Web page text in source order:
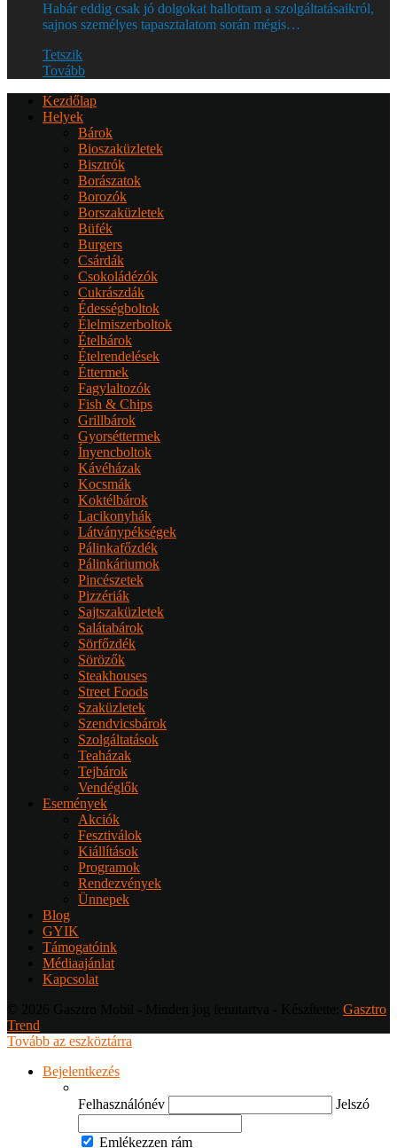
Habár eddig csak jó dolgokat hallottam a szolgáltatásaikról,
sajnos személyes tapasztalatom során mégis…
Tetszik
Tovább
Kezdőlap
Helyek
Bárok
Bioszaküzletek
Bisztrók
Borászatok
Borozók
Borszaküzletek
Büfék
Burgers
Csárdák
Csokoládézók
Cukrászdák
Édességboltok
Élelmiszerboltok
Ételbárok
Ételrendelések
Éttermek
Fagylaltozók
Fish & Chips
Grillbárok
Gyorséttermek
Ínyencboltok
Kávéházak
Kocsmák
Koktélbárok
Lacikonyhák
Látványpékségek
Pálinkafőzdék
Pálinkáriumok
Pincészetek
Pizzériák
Sajtszaküzletek
Salátabárok
Sörfőzdék
Sörözők
Steakhouses
Street Foods
Szaküzletek
Szendvicsbárok
Szolgáltatások
Teaházak
Tejbárok
Vendéglők
Események
Akciók
Fesztiválok
Kiállítások
Programok
Rendezvények
Ünnepek
Blog
GYIK
Támogatóink
Médiaajánlat
Kapcsolat
Gasztro
Trend
Tovább az eszköztárra
Bejelentkezés
Felhasználónév Jelszó
Emlékezzen rám